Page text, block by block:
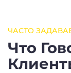
ЧАСТО
Что